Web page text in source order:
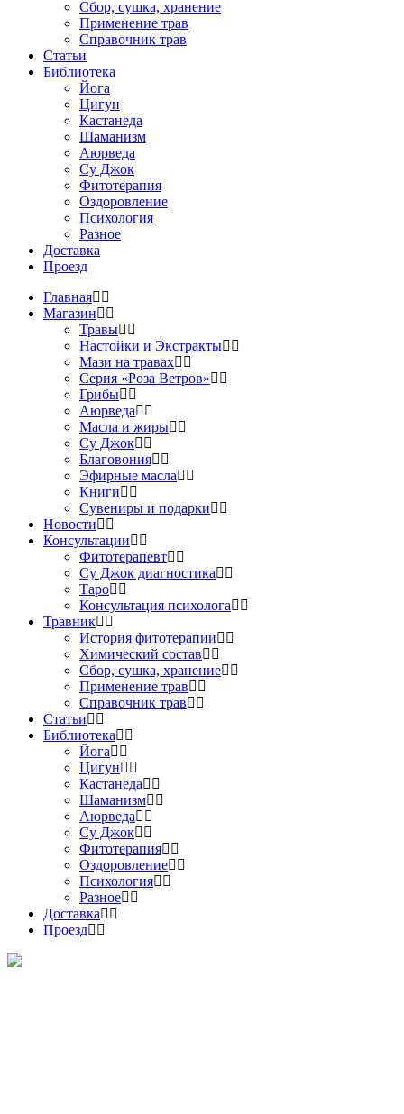
Сбор, сушка, хранение
Применение трав
Справочник трав
Статьи
Библиотека
Йога
Цигун
Кастанеда
Шаманизм
Аюрведа
Су Джок
Фитотерапия
Оздоровление
Психология
Разное
Доставка
Проезд
Главная
Магазин
Травы
Настойки и Экстракты
Мази на травах
Серия «Роза Ветров»
Грибы
Аюрведа
Масла и жиры
Су Джок
Благовония
Эфирные масла
Книги
Сувениры и подарки
Новости
Консультации
Фитотерапевт
Су Джок диагностика
Таро
Консультация психолога
Травник
История фитотерапии
Химический состав
Сбор, сушка, хранение
Применение трав
Справочник трав
Статьи
Библиотека
Йога
Цигун
Кастанеда
Шаманизм
Аюрведа
Су Джок
Фитотерапия
Оздоровление
Психология
Разное
Доставка
Проезд